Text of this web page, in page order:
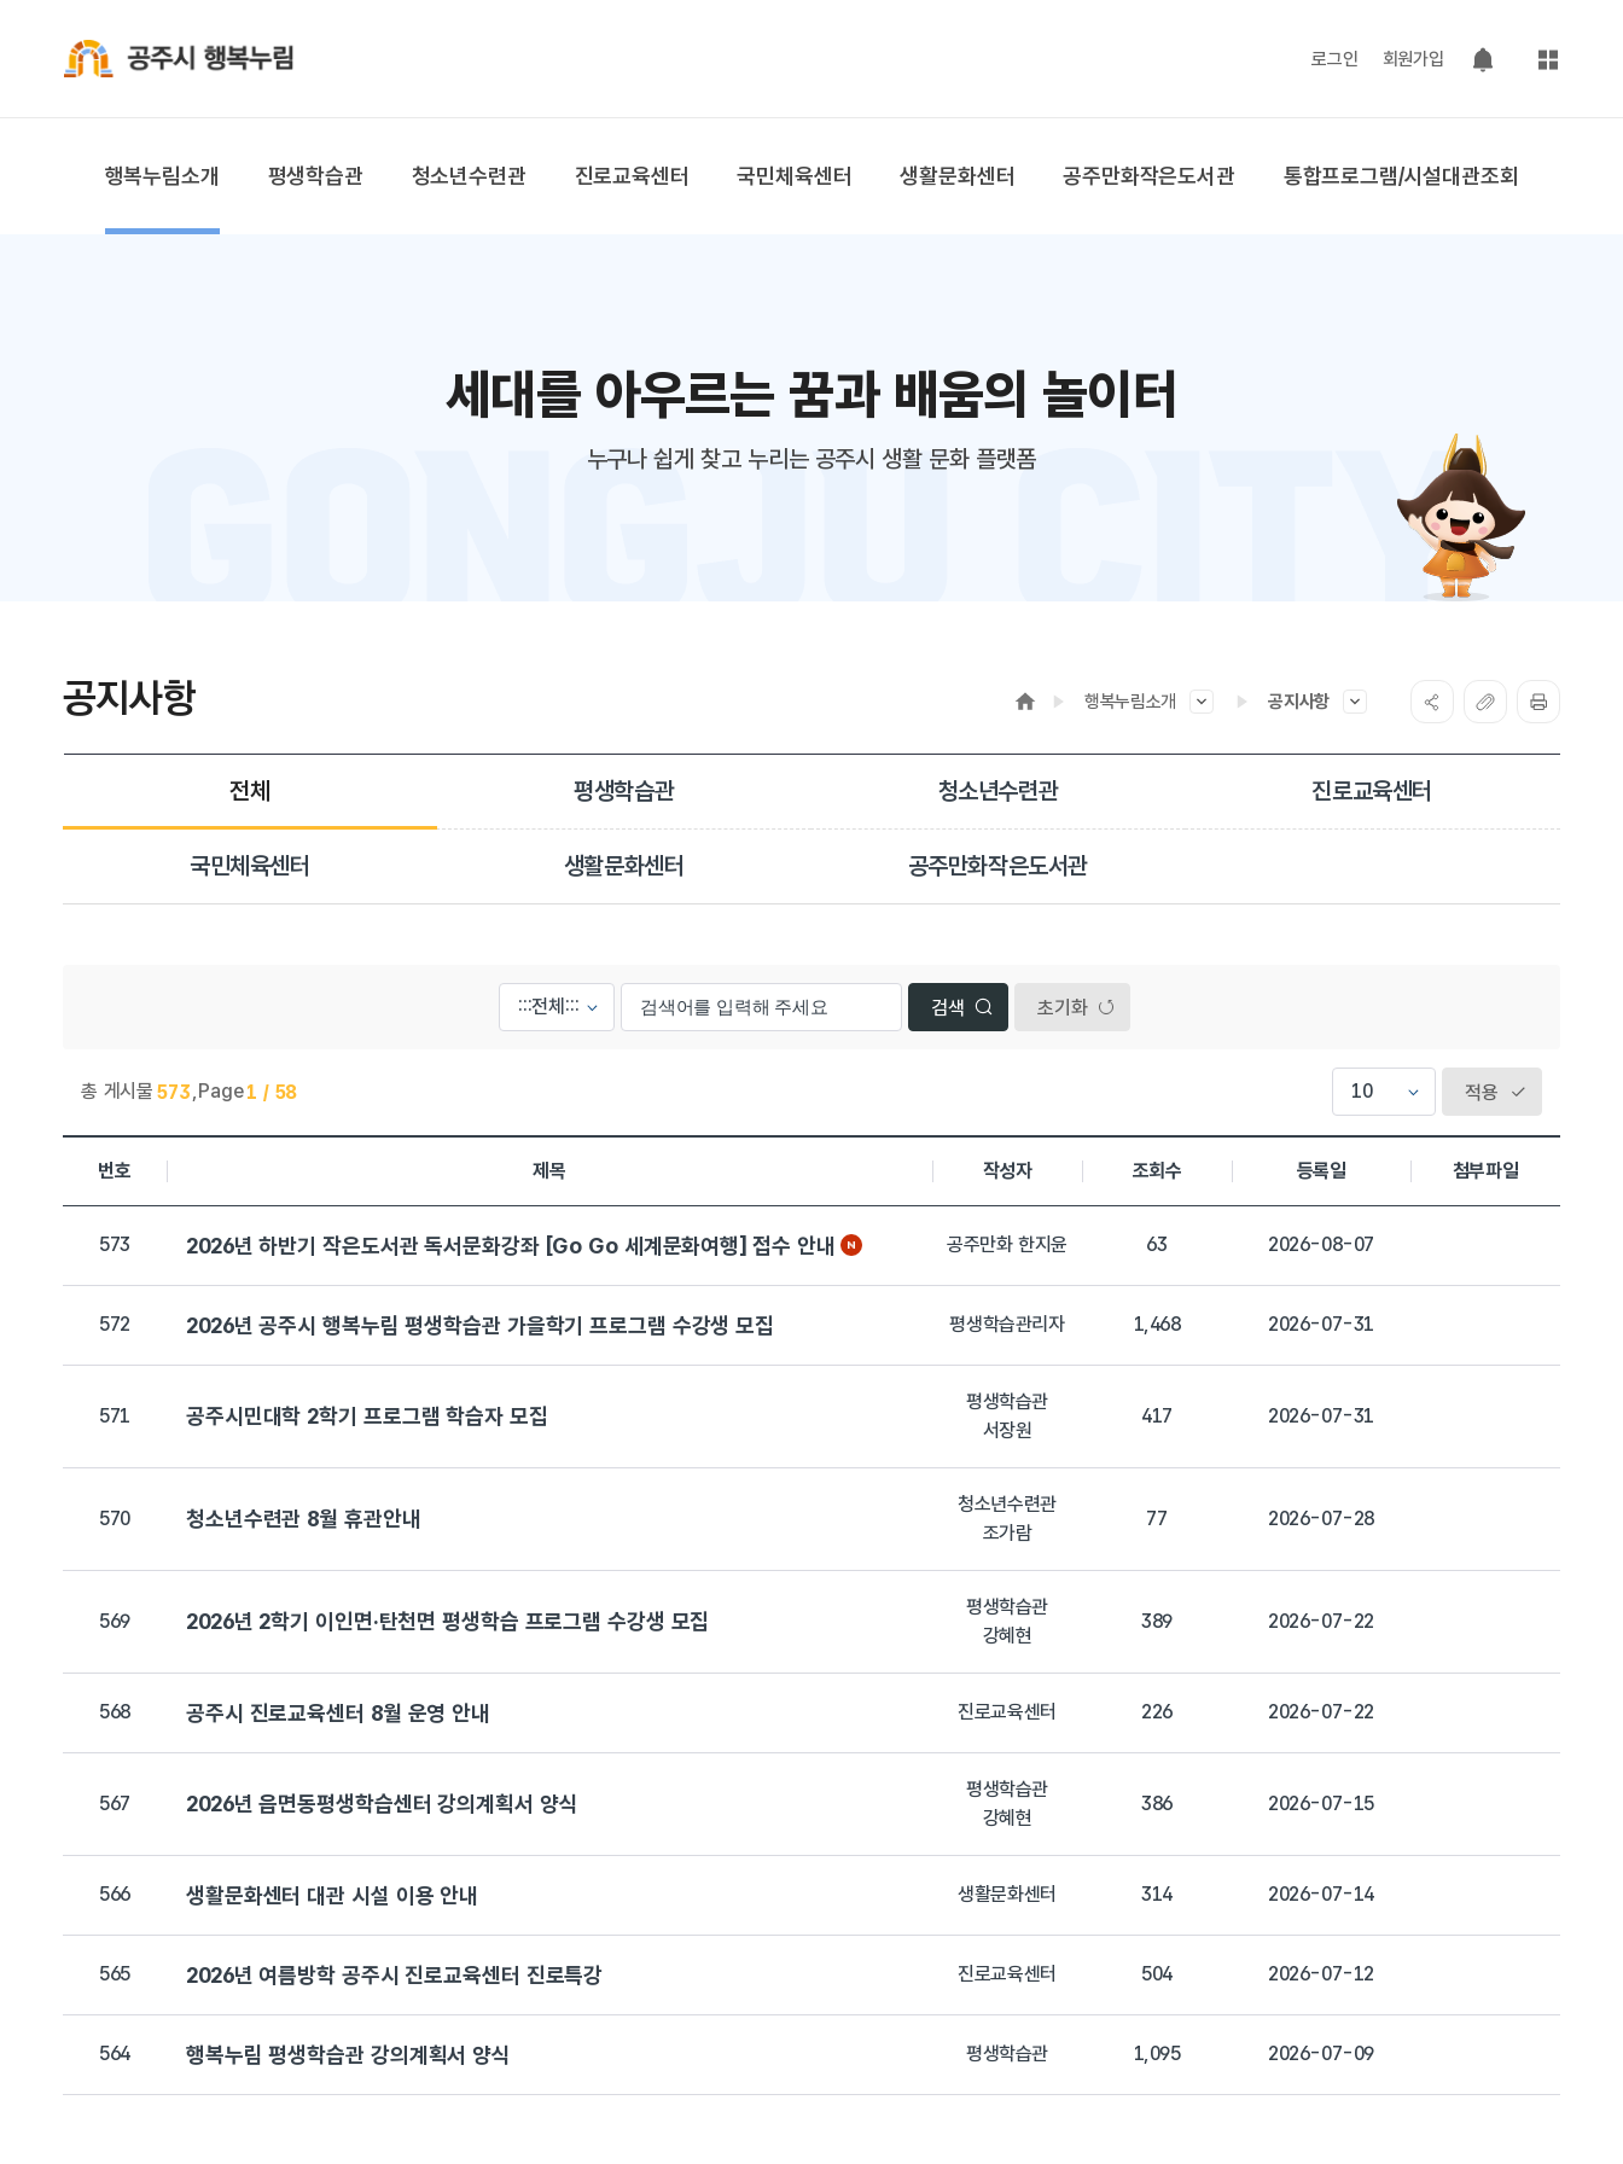
로그인 회원가입
팝업 열기
사이트맵
행복누림소개 평생학습관 청소년수련관 진로교육센터 국민체육센터 생활문화센터 공주만화작은도서관 통합프로그램/시설대관조회
세대를 아우르는 꿈과 배움의 놀이터
누구나 쉽게 찾고 누리는 공주시 생활 문화 플랫폼
공지사항 행복누림소개 공지사항
전체 평생학습관 청소년수련관 진로교육센터
국민체육센터 생활문화센터 공주만화작은도서관
초기화
총 게시물 573,Page1 / 58
적용
행복누림 > 공지사항 목록으로 번호, 제목, 작성자, 조회수,등록일, 첨부파일로 나열 되고 있습니다.
번호
제목 작성자 조회수 등록일 첨부파일
573 2026년 하반기 작은도서관 독서문화강좌 [Go Go 세계문화여행] 접수 안내 공주만화 한지윤 63 2026-08-07
572 2026년 공주시 행복누림 평생학습관 가을학기 프로그램 수강생 모집 평생학습관리자 1,468 2026-07-31
571 공주시민대학 2학기 프로그램 학습자 모집
평생학습관
서장원
417 2026-07-31
570 청소년수련관 8월 휴관안내
청소년수련관
조가람
77 2026-07-28
569 2026년 2학기 이인면·탄천면 평생학습 프로그램 수강생 모집
평생학습관
강혜현
389 2026-07-22
568 공주시 진로교육센터 8월 운영 안내 진로교육센터 226 2026-07-22
567 2026년 읍면동평생학습센터 강의계획서 양식
평생학습관
강혜현
386 2026-07-15
566 생활문화센터 대관 시설 이용 안내 생활문화센터 314 2026-07-14
565 2026년 여름방학 공주시 진로교육센터 진로특강 진로교육센터 504 2026-07-12
564 행복누림 평생학습관 강의계획서 양식 평생학습관 1,095 2026-07-09